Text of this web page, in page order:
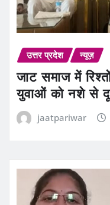
उत्तर प्रदेश न्यूज़
जाट समाज में
युवाओं को नशे से
jaatpariwar